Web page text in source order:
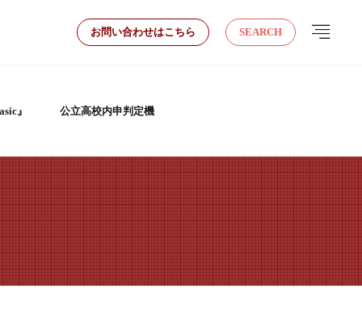
お問い合わせはこちら SEARCH
』 公立高校内申判定機